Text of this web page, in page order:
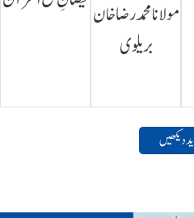
مولانا محمد رضا خان
بریلوی
دیکھیں